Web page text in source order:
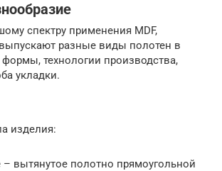
спектру применения MDF,
разные виды полотен в
технологии производства,
укладки.
изделия:
– вытянутое полотно прямоугольной